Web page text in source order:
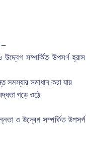
–
সম্পর্কিত উপসর্গ হ্রাস
সমস্যার সমাধান করা যায়
গড়ে ওঠে
ও উদ্বেগ সম্পর্কিত উপসর্গ